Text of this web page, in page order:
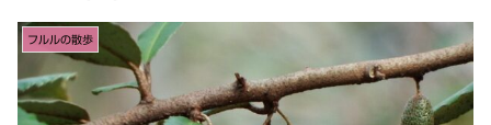
フルルの散歩